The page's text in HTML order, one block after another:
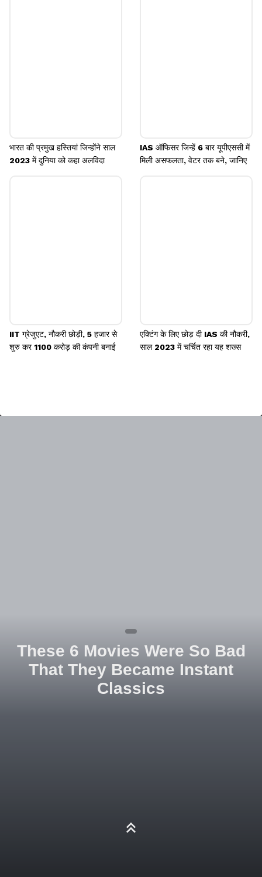
भारत की प्रमुख हस्तियां जिन्होंने साल
2023 में दुनिया को कहा अलविदा
IAS ऑफिसर जिन्हें 6 बार यूपीएससी में
मिली असफलता, वेटर तक बने, जानिए
IIT ग्रेजुएट, नौकरी छोड़ी, 5 हजार से
शुरु कर 1100 करोड़ की कंपनी बनाई
एक्टिंग के लिए छोड़ दी IAS की नौकरी,
साल 2023 में चर्चित रहा यह शख्स